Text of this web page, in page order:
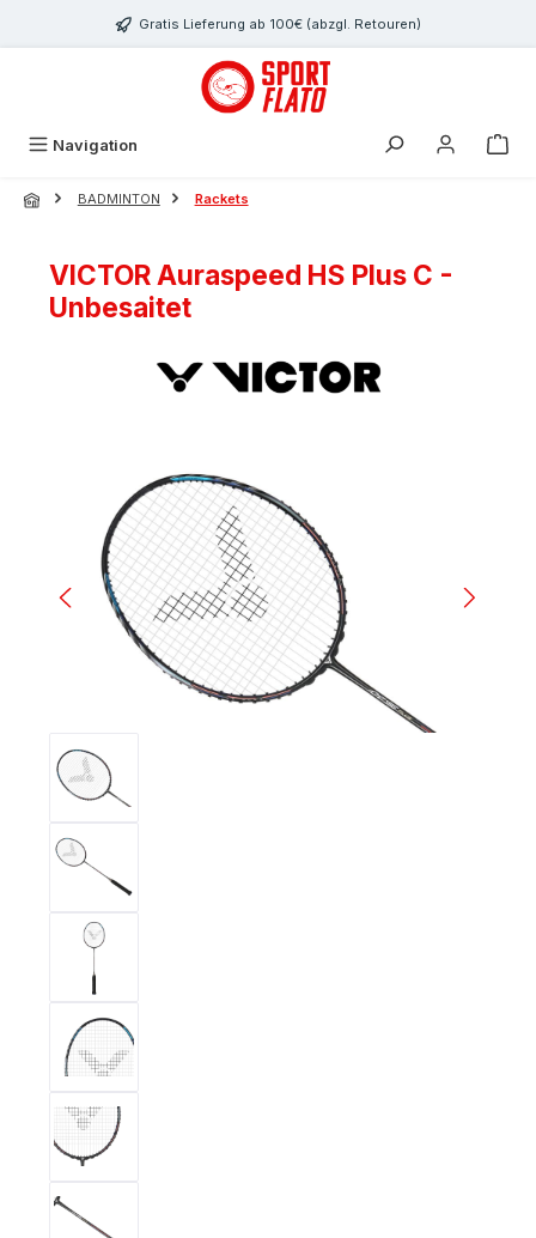
Zum Hauptinhalt springenGratis Lieferung ab 100€ (abzgl. Retouren)
Navigation
BADMINTON Rackets
VICTOR Auraspeed HS Plus C -
Unbesaitet
Bildergalerie überspringen